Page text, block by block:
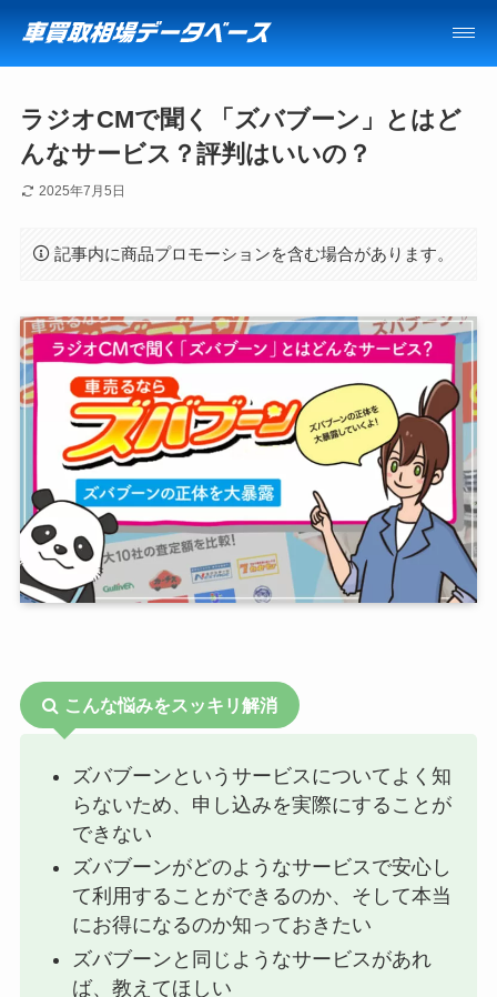
ラジオCMで聞く「ズバブーン」とはど
んなサービス？評判はいいの？
2025年7月5日
記事内に商品プロモーションを含む場合があります。
こんな悩みをスッキリ解消
ズバブーンというサービスについてよく知
らないため、申し込みを実際にすることが
できない
ズバブーンがどのようなサービスで安心し
て利用することができるのか、そして本当
にお得になるのか知っておきたい
ズバブーンと同じようなサービスがあれ
ば、教えてほしい